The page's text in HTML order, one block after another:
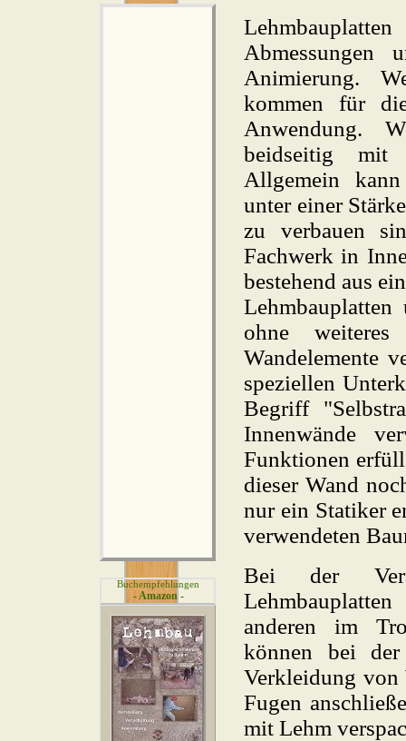
Buchempfehlungen
- Amazon -
Animierung.
kommen für
Anwendung.
beidseitig mit
Allgemein
unter einer
zu verbauen
Fachwerk in
bestehend aus
ohne weiteres
Wandelemente
speziellen
Begriff
Innenwände
Funktionen
dieser Wand
nur ein Statiker
verwendeten
Bei der
anderen im
können bei der
Verkleidung von
Fugen
mit Lehm